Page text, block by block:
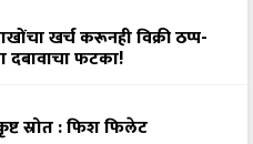
खर्च करूनही विक्री ठप्प-
दबावाचा फटका!
स्रोत : फिश फिलेट